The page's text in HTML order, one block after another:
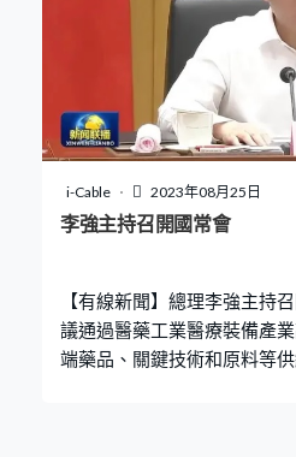
i-Cable 2023年08月25日
李強主持召開國常會
【有線新聞】總理李強主持
議通過醫藥工業醫療裝備產
端藥品、關鍵技術和原料等